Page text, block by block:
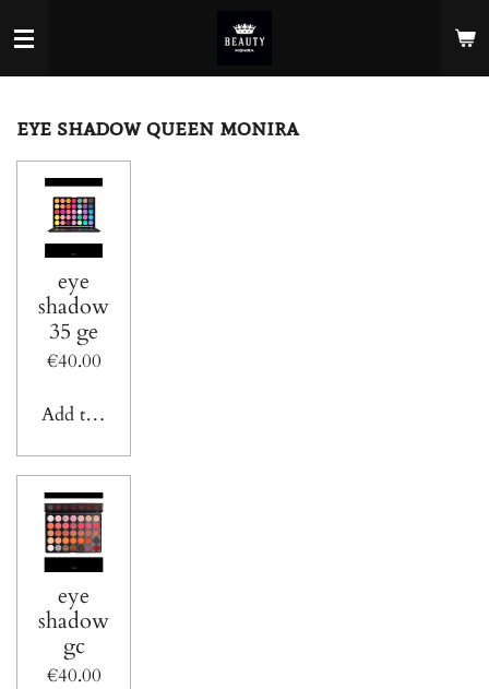
to
main
eye shadow queen monira
eye
shadow
35 ge
€40.00
Add to cart
eye
shadow
gc
€40.00